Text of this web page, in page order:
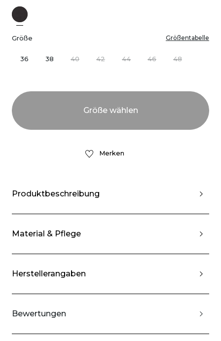
Größe Größentabelle
36 38 40 42 44 46 48
Merken
Produktbeschreibung
Material & Pflege
Herstellerangaben
Bewertungen